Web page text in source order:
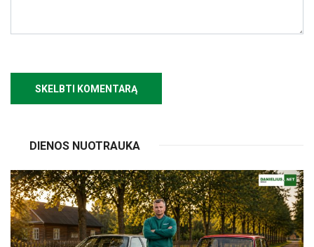
DIENOS NUOTRAUKA